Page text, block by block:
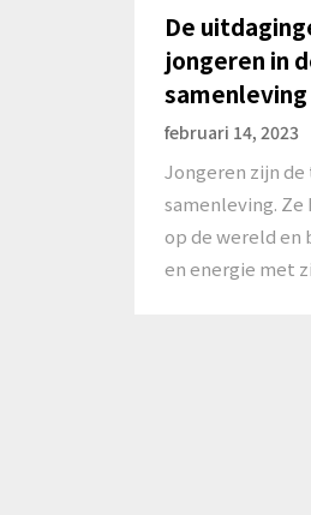
De
jongeren in
samenleving
februari 14, 2023
Jongeren zijn
samenleving.
op de wereld en
en energie met